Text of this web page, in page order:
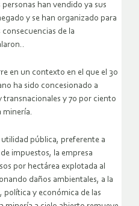
han vendido ya sus
y se han organizado para
de la
en un contexto en el que el 30
ha sido concesionado a
transnacionales y 70 por ciento
minería.
pública, preferente a
impuestos, la empresa
por hectárea explotada al
daños ambientales, a la
política y económica de las